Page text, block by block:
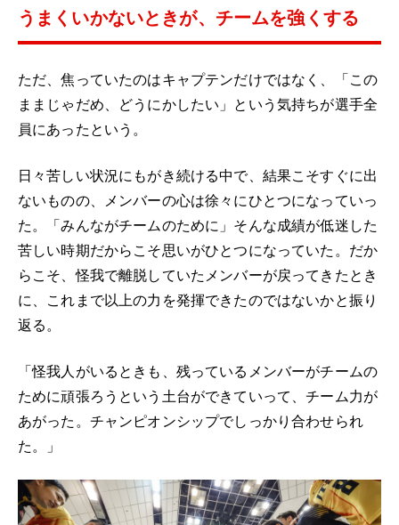
うまくいかないときが、チームを強くする
ただ、焦っていたのはキャプテンだけではなく、「この
ままじゃだめ、どうにかしたい」という気持ちが選手全
員にあったという。
日々苦しい状況にもがき続ける中で、結果こそすぐに出
ないものの、メンバーの心は徐々にひとつになっていっ
た。「みんながチームのために」そんな成績が低迷した
苦しい時期だからこそ思いがひとつになっていた。だか
らこそ、怪我で離脱していたメンバーが戻ってきたとき
に、これまで以上の力を発揮できたのではないかと振り
返る。
「怪我人がいるときも、残っているメンバーがチームの
ために頑張ろうという土台ができていって、チーム力が
あがった。チャンピオンシップでしっかり合わせられ
た。」